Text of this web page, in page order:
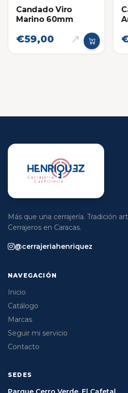
Candado Viro
Marino 60mm
€59,00
Más que una cerrajería. Tradición
Cerrajeros en Caracas.
@cerrajeriahenriquez
NAVEGACIÓN
Inicio
Catálogo
Marcas
Seguir mi servicio
Contacto
SEDES